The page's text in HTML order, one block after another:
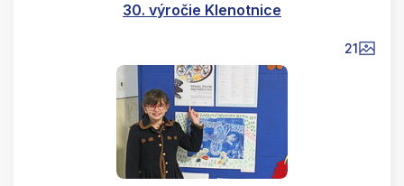
30. výročie Klenotnice
21